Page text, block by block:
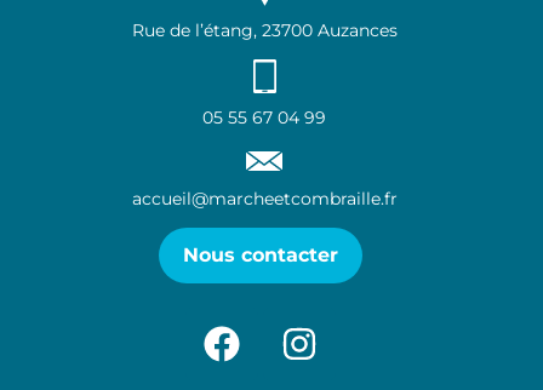
Rue de l’étang, 23700 Auzances
05 55 67 04 99
accueil@marcheetcombraille.fr
Nous contacter